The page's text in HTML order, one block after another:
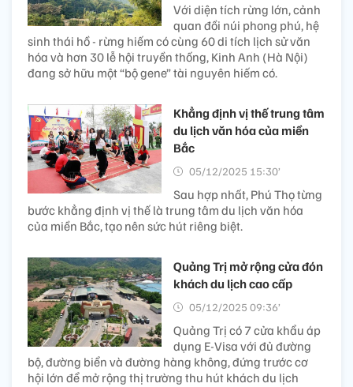
Với diện tích rừng lớn, cảnh
quan đồi núi phong phú, hệ
sinh thái hồ - rừng hiếm có cùng 60 di tích lịch sử văn
hóa và hơn 30 lễ hội truyền thống, Kinh Anh (Hà Nội)
đang sở hữu một “bộ gene” tài nguyên hiếm có.
Khẳng định vị thế trung tâm
du lịch văn hóa của miền
Bắc
05/12/2025 15:30’
Sau hợp nhất, Phú Thọ từng
bước khẳng định vị thế là trung tâm du lịch văn hóa
của miền Bắc, tạo nên sức hút riêng biệt.
Quảng Trị mở rộng cửa đón
khách du lịch cao cấp
05/12/2025 09:36’
Quảng Trị có 7 cửa khẩu áp
dụng E-Visa với đủ đường
bộ, đường biển và đường hàng không, đứng trước cơ
hội lớn để mở rộng thị trường thu hút khách du lịch